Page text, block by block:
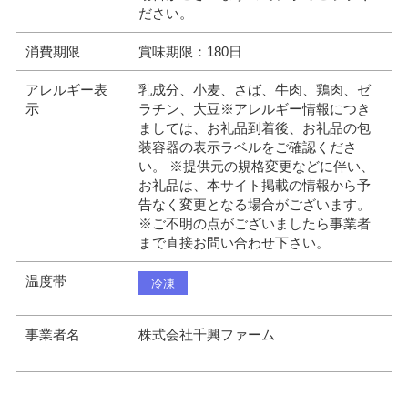
ださい。
消費期限 賞味期限：180日
アレルギー表
示
乳成分、小麦、さば、牛肉、鶏肉、ゼ
ラチン、大豆※アレルギー情報につき
ましては、お礼品到着後、お礼品の包
装容器の表示ラベルをご確認くださ
い。 ※提供元の規格変更などに伴い、
お礼品は、本サイト掲載の情報から予
告なく変更となる場合がございます。
※ご不明の点がございましたら事業者
まで直接お問い合わせ下さい。
温度帯 冷凍
事業者名 株式会社千興ファーム